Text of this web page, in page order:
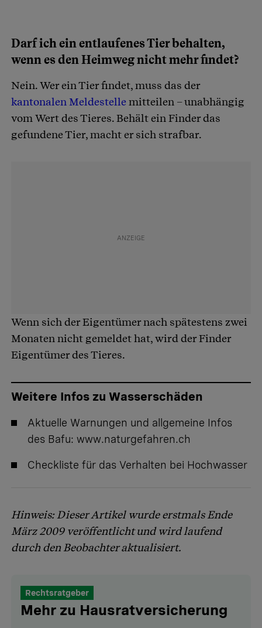
Darf ich ein entlaufenes Tier behalten,
wenn es den Heimweg nicht mehr findet?
Nein. Wer ein Tier findet, muss das der
kantonalen Meldestellemitteilen – unabhängig
vom Wert des Tieres. Behält ein Finder das
gefundene Tier, macht er sich strafbar.
Wenn sich der Eigentümer nach spätestens zwei
Monaten nicht gemeldet hat, wird der Finder
Eigentümer des Tieres.
Weitere Infos zu Wasserschäden
Aktuelle Warnungen und allgemeine Infos
des Bafu: www.naturgefahren.ch
Checkliste für das Verhalten bei Hochwasser
Hinweis: Dieser Artikel wurde erstmals Ende
März 2009 veröffentlicht und wird laufend
durch den Beobachter aktualisiert.
Rechtsratgeber
Mehr zu Hausratversicherung